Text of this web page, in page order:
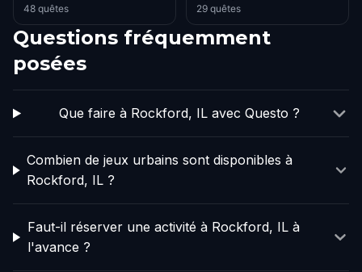
48 quêtes 29 quêtes
Questions fréquemment
posées
Que faire à Rockford, IL avec Questo ?
Combien de jeux urbains sont disponibles à
Rockford, IL ?
Faut-il réserver une activité à Rockford, IL à
l'avance ?